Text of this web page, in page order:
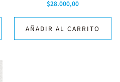
$28.000,00
AÑADIR AL CARRITO